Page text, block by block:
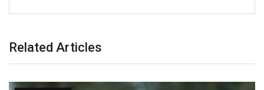
Related Articles